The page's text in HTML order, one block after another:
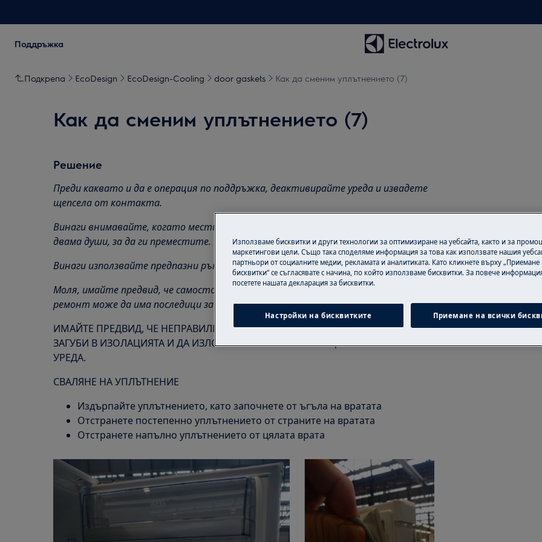
Поддръжка
Подкрепа EcoDesign EcoDesign-Cooling door gaskets Как да сменим уплътнението (7)
Как да сменим уплътнението (7)
Решение
Преди каквато и да е операция по поддръжка, деактивирайте уреда и извадете
щепсела от контакта.
Винаги внимавайте, когато местите уреди, за тежки уреди са необходими
двама души, за да ги преместите.
Винаги използвайте предпазни ръкавици и затворени обувки.
Моля, имайте предвид, че самостоятелният ремонт или непрофесионалният
ремонт може да има последици за безопасността, ако не се извърши правилно
ИМАЙТЕ ПРЕДВИД, ЧЕ НЕПРАВИЛНАТА ИНСТАЛИРАНЕ МОЖЕ ДА ГЕНЕРИРА
ЗАГУБИ В ИЗОЛАЦИЯТА И ДА ИЗЛОЖИ ПРАВИЛНАТА ФУНКЦИОНАЛНОСТ НА
УРЕДА.
СВАЛЯНЕ НА УПЛЪТНЕНИЕ
Издърпайте уплътнението, като започнете от ъгъла на вратата
Отстранете постепенно уплътнението от страните на вратата
Отстранете напълно уплътнението от цялата врата
Използваме бисквитки и други технологии за оптимизиране на уебсайта, както и за
маркетингови цели. Също така споделяме информация за това как използвате нашия
партньори от социалните медии, рекламата и аналитиката. Като кликнете върху „Приемане
бисквитки“ се съгласявате с начина, по който използваме бисквитки. За повече
посетете нашата декларация за бисквитки.
Настройки на бисквитките Приемане на всички